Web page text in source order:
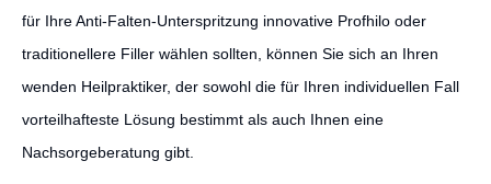
für Ihre Anti-Falten-Unterspritzung innovative Profhilo oder
traditionellere Filler wählen sollten, können Sie sich an Ihren
wenden Heilpraktiker, der sowohl die für Ihren individuellen Fall
vorteilhafteste Lösung bestimmt als auch Ihnen eine
Nachsorgeberatung gibt.